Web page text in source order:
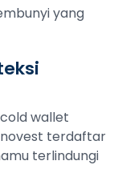
yang
wallet
terdaftar
terlindungi